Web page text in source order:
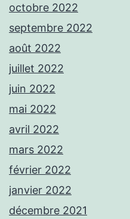
octobre 2022
septembre 2022
août 2022
juillet 2022
juin 2022
mai 2022
avril 2022
mars 2022
février 2022
janvier 2022
décembre 2021